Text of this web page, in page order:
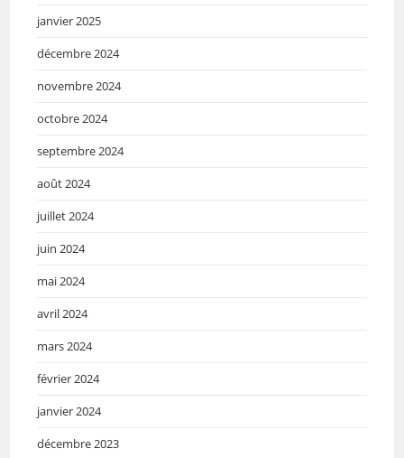
janvier 2025
décembre 2024
novembre 2024
octobre 2024
septembre 2024
août 2024
juillet 2024
juin 2024
mai 2024
avril 2024
mars 2024
février 2024
janvier 2024
décembre 2023